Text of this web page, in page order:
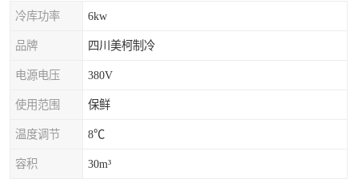
冷库功率 6kw
品牌 四川美柯制冷
电源电压 380V
使用范围 保鲜
温度调节 8℃
容积 30m³